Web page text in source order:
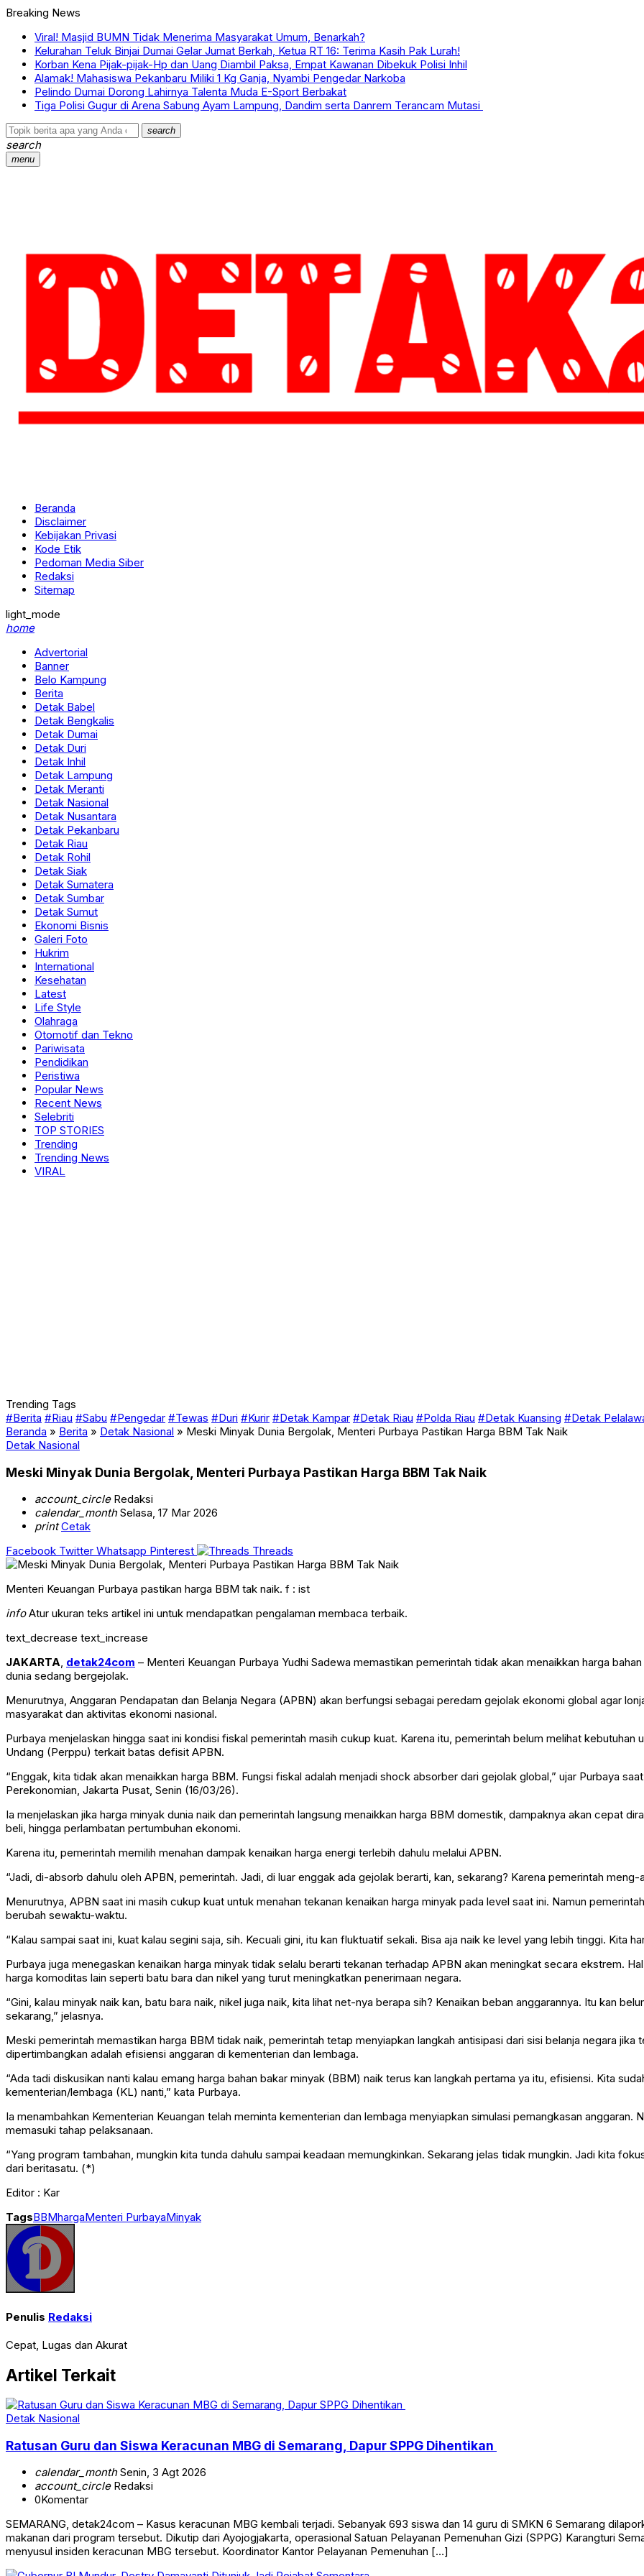
Breaking News
Viral! Masjid BUMN Tidak Menerima Masyarakat Umum, Benarkah?
Kelurahan Teluk Binjai Dumai Gelar Jumat Berkah, Ketua RT 16: Terima Kasih Pak Lurah!
Korban Kena Pijak-pijak-Hp dan Uang Diambil Paksa, Empat Kawanan Dibekuk Polisi Inhil
Alamak! Mahasiswa Pekanbaru Miliki 1 Kg Ganja, Nyambi Pengedar Narkoba
Pelindo Dumai Dorong Lahirnya Talenta Muda E-Sport Berbakat
Tiga Polisi Gugur di Arena Sabung Ayam Lampung, Dandim serta Danrem Terancam Mutasi
search
search
menu
Beranda
Disclaimer
Kebijakan Privasi
Kode Etik
Pedoman Media Siber
Redaksi
Sitemap
light_mode
home
Advertorial
Banner
Belo Kampung
Berita
Detak Babel
Detak Bengkalis
Detak Dumai
Detak Duri
Detak Inhil
Detak Lampung
Detak Meranti
Detak Nasional
Detak Nusantara
Detak Pekanbaru
Detak Riau
Detak Rohil
Detak Siak
Detak Sumatera
Detak Sumbar
Detak Sumut
Ekonomi Bisnis
Galeri Foto
Hukrim
International
Kesehatan
Latest
Life Style
Olahraga
Otomotif dan Tekno
Pariwisata
Pendidikan
Peristiwa
Popular News
Recent News
Selebriti
TOP STORIES
Trending
Trending News
VIRAL
Trending Tags
#Berita #Riau #Sabu #Pengedar #Tewas #Duri #Kurir #Detak Kampar #Detak Riau #Polda Riau #Detak Kuansing #Detak
Beranda » Berita » Detak Nasional » Meski Minyak Dunia Bergolak, Menteri Purbaya Pastikan Harga BBM Tak Naik
Detak Nasional
Meski Minyak Dunia Bergolak, Menteri Purbaya Pastikan Harga BBM Tak Naik
account_circleRedaksi
calendar_monthSelasa, 17 Mar 2026
print Cetak
Facebook Twitter Whatsapp Pinterest Threads
Menteri Keuangan Purbaya pastikan harga BBM tak naik. f : ist
infoAtur ukuran teks artikel ini untuk mendapatkan pengalaman membaca terbaik.
text_decrease text_increase
JAKARTA, detak24com – Menteri Keuangan Purbaya Yudhi Sadewa memastikan pemerintah tidak akan menaikkan harga
dunia sedang bergejolak.
Menurutnya, Anggaran Pendapatan dan Belanja Negara (APBN) akan berfungsi sebagai peredam gejolak ekonomi global agar
masyarakat dan aktivitas ekonomi nasional.
Purbaya menjelaskan hingga saat ini kondisi fiskal pemerintah masih cukup kuat. Karena itu, pemerintah belum melihat
Undang (Perppu) terkait batas defisit APBN.
“Enggak, kita tidak akan menaikkan harga BBM. Fungsi fiskal adalah menjadi shock absorber dari gejolak global,” ujar Purbaya
Perekonomian, Jakarta Pusat, Senin (16/03/26).
Ia menjelaskan jika harga minyak dunia naik dan pemerintah langsung menaikkan harga BBM domestik, dampaknya akan cepat
beli, hingga perlambatan pertumbuhan ekonomi.
Karena itu, pemerintah memilih menahan dampak kenaikan harga energi terlebih dahulu melalui APBN.
“Jadi, di-absorb dahulu oleh APBN, pemerintah. Jadi, di luar enggak ada gejolak berarti, kan, sekarang? Karena pemerintah
Menurutnya, APBN saat ini masih cukup kuat untuk menahan tekanan kenaikan harga minyak pada level saat ini. Namun
berubah sewaktu-waktu.
“Kalau sampai saat ini, kuat kalau segini saja, sih. Kecuali gini, itu kan fluktuatif sekali. Bisa aja naik ke level yang lebih tinggi. Kita
Purbaya juga menegaskan kenaikan harga minyak tidak selalu berarti tekanan terhadap APBN akan meningkat secara ekstrem.
harga komoditas lain seperti batu bara dan nikel yang turut meningkatkan penerimaan negara.
“Gini, kalau minyak naik kan, batu bara naik, nikel juga naik, kita lihat net-nya berapa sih? Kenaikan beban anggarannya. Itu kan
sekarang,” jelasnya.
Meski pemerintah memastikan harga BBM tidak naik, pemerintah tetap menyiapkan langkah antisipasi dari sisi belanja negara jika
dipertimbangkan adalah efisiensi anggaran di kementerian dan lembaga.
“Ada tadi diskusikan nanti kalau emang harga bahan bakar minyak (BBM) naik terus kan langkah pertama ya itu, efisiensi. Kita
kementerian/lembaga (KL) nanti,” kata Purbaya.
Ia menambahkan Kementerian Keuangan telah meminta kementerian dan lembaga menyiapkan simulasi pemangkasan
memasuki tahap pelaksanaan.
“Yang program tambahan, mungkin kita tunda dahulu sampai keadaan memungkinkan. Sekarang jelas tidak mungkin. Jadi kita
dari beritasatu. (*)
Editor : Kar
TagsBBMhargaMenteri PurbayaMinyak
Penulis Redaksi
Cepat, Lugas dan Akurat
Artikel Terkait
Detak Nasional
Ratusan Guru dan Siswa Keracunan MBG di Semarang, Dapur SPPG Dihentikan
calendar_monthSenin, 3 Agt 2026
account_circleRedaksi
0Komentar
SEMARANG, detak24com – Kasus keracunan MBG kembali terjadi. Sebanyak 693 siswa dan 14 guru di SMKN 6 Semarang
makanan dari program tersebut. Dikutip dari Ayojogjakarta, operasional Satuan Pelayanan Pemenuhan Gizi (SPPG) Karangturi
menyusul insiden keracunan MBG tersebut. Koordinator Kantor Pelayanan Pemenuhan […]